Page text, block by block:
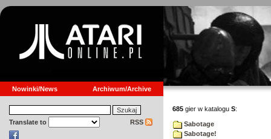
Nowinki/News Archiwum/Archive
Translate to RSS
685 gier w katalogu S:
Sabotage
Sabotage!